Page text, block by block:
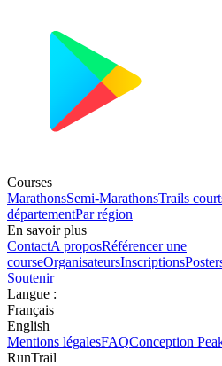
Courses
MarathonsSemi-MarathonsTrails
départementPar région
En savoir plus
ContactA proposRéférencer une
courseOrganisateursInscriptions
Soutenir
Langue :
Français
English
Mentions légalesFAQConception
RunTrail